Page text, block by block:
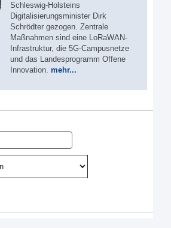
Schleswig-Holsteins
Digitalisierungsminister Dirk
Schrödter gezogen. Zentrale
Maßnahmen sind eine LoRaWAN-
Infrastruktur, die 5G-Campusnetze
und das Landesprogramm Offene
Innovation. mehr...